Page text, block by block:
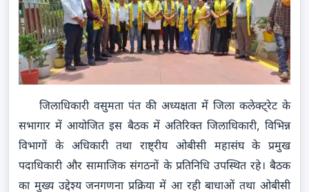
जिलाधिकारी वसुमता पंत की अध्यक्षता में जिला कलेक्ट्रेट के
सभागार में आयोजित इस बैठक में अतिरिक्त जिलाधिकारी, विभिन्न
विभागों के अधिकारी तथा राष्ट्रीय ओबीसी महासंघ के प्रमुख
पदाधिकारी और सामाजिक संगठनों के प्रतिनिधि उपस्थित रहे। बैठक
का मुख्य उद्देश्य जनगणना प्रक्रिया में आ रही बाधाओं तथा ओबीसी